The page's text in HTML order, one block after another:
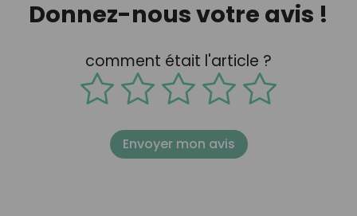
Donnez-nous votre avis !
comment était l'article ?
Envoyer mon avis